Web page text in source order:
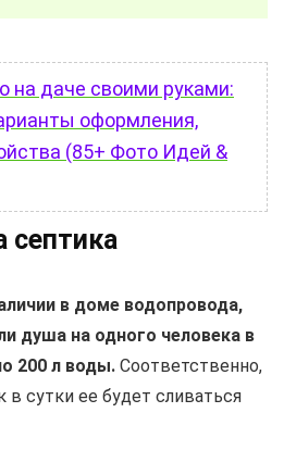
на даче своими руками:
оформления,
(85+ Фото Идей &
септика
в доме водопровода,
душа на одного человека в
200 л воды. Соответственно,
в сутки ее будет сливаться